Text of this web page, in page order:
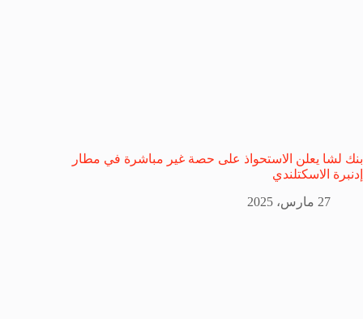
بنك لشا يعلن الاستحواذ على حصة غير مباشرة في مطار
إدنبرة الاسكتلندي
27 مارس، 2025